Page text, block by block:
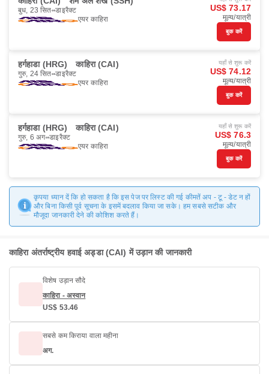
बुध, 23 सित॰ डाइरैक्ट
एयर काहिरा
US$ 73.17
मूल्य/यात्री
बुक करें
हर्गहाडा (HRG) काहिरा (CAI)
गुरु, 24 सित॰ डाइरैक्ट
एयर काहिरा
यहाँ से शुरू करें
US$ 74.12
मूल्य/यात्री
बुक करें
हर्गहाडा (HRG) काहिरा (CAI)
गुरु, 6 अग॰ डाइरैक्ट
एयर काहिरा
यहाँ से शुरू करें
US$ 76.3
मूल्य/यात्री
बुक करें
कृपया ध्यान दें कि हो सकता है कि इस पेज पर लिस्ट की गई कीमतें अप - टू - डेट न हों
और बिना किसी पूर्व सूचना के इसमें बदलाव किया जा सके। हम सबसे सटीक और
मौजूदा जानकारी देने की कोशिश करते हैं।
काहिरा अंतर्राष्ट्रीय हवाई अड्डा (CAI) में उड़ान की जानकारी
विशेष उड़ान सौदे
काहिरा - अस्वान
US$ 53.46
सबसे कम किराया वाला महीना
अग.